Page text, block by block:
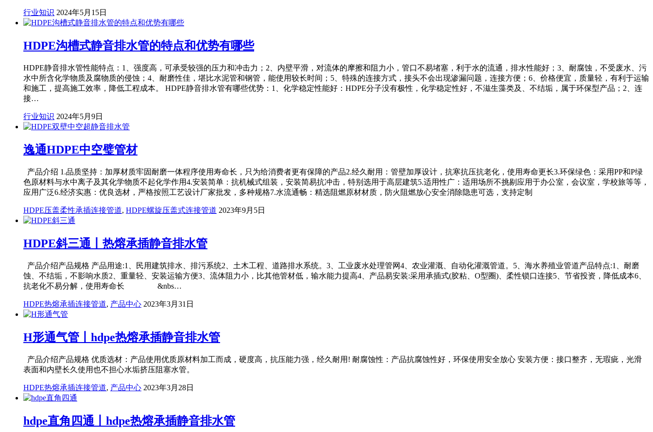
行业知识 2024年5月15日
HDPE沟槽式静音排水管的特点和优势有哪些
HDPE静音排水管性能特点：1、强度高，可承受较强的压力和冲击力；2、内壁平滑，对流体的摩擦和阻力小，管口不易堵塞，利于水的流通，排水性能好；3、耐腐蚀，不受废水、污
水中所含化学物质及腐物质的侵蚀；4、耐磨性佳，堪比水泥管和钢管，能使用较长时间；5、特殊的连接方式，接头不会出现渗漏问题，连接方便；6、价格便宜，质量轻，有利于运输
和施工，提高施工效率，降低工程成本。 HDPE静音排水管有哪些优势：1、化学稳定性能好：HDPE分子没有极性，化学稳定性好，不滋生藻类及、不结垢，属于环保型产品；2、连
接…
行业知识 2024年5月9日
逸通HDPE中空璧管材
产品介绍 1.品质坚持：加厚材质牢固耐磨一体程序使用寿命长，只为给消费者更有保障的产品2.经久耐用：管壁加厚设计，抗寒抗压抗老化，使用寿命更长3.环保绿色：采用PP和P绿
色原材料与水中离子及其化学物质不起化学作用4.安装简单：抗机械式组装，安装简易抗冲击，特别选用于高层建筑5.适用性广：适用场所不挑剔应用于办公室，会议室，学校旅等等，
应用广泛6.经济实惠：优良选材，严格按照工艺设计厂家批发，多种规格7.水流通畅：精选阻燃原材材质，防火阻燃放心安全消除隐患可选，支持定制
HDPE压盖柔性承插连接管道, HDPE螺旋压盖式连接管道 2023年9月5日
HDPE斜三通丨热熔承插静音排水管
产品介绍产品规格 产品用途:1、民用建筑排水、排污系统2、土木工程、道路排水系统。3、工业废水处理管网4、农业灌溉、自动化灌溉管道。5、海水养殖业管道产品特点:1、耐磨
蚀、不结垢，不影响水质2、重量轻、安装运输方便3、流体阻力小，比其他管材低，输水能力提高4、产品易安装:采用承插式(胶粘、О型圈)、柔性锁口连接5、节省投资，降低成本6、
抗老化不易分解，使用寿命长 &nbs…
HDPE热熔承插连接管道, 产品中心 2023年3月31日
H形通气管丨hdpe热熔承插静音排水管
产品介绍产品规格 优质选材：产品使用优质原材料加工而成，硬度高，抗压能力强，经久耐用! 耐腐蚀性：产品抗腐蚀性好，环保使用安全放心 安装方便：接口整齐，无瑕疵，光滑
表面和内壁长久使用也不担心水垢挤压阻塞水管。
HDPE热熔承插连接管道, 产品中心 2023年3月28日
hdpe直角四通丨hdpe热熔承插静音排水管